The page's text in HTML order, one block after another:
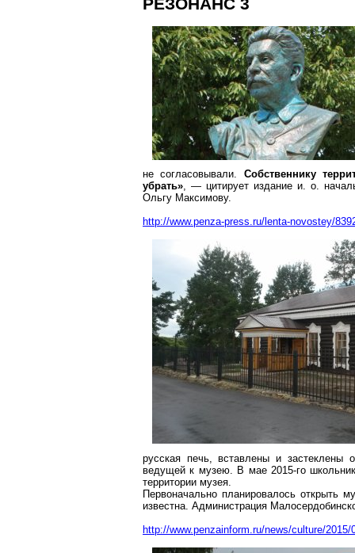
РЕЗОНАНС 3
не согласовывали. Собственнику
убрать», — цитирует издание и. о.
Ольгу Максимову.
http://www.penza-press.ru/lenta-novostey/
русская печь, вставлены и
ведущей к музею. В мае 2015-го
территории музея.
Первоначально планировалось открыть
известна. Администрация
http://www.penzainform.ru/news/culture/